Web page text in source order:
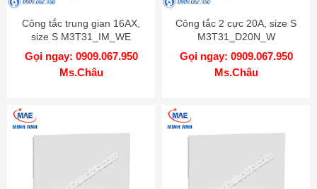
Công tắc trung gian 16AX,
size S M3T31_IM_WE
Gọi ngay: 0909.067.950
Ms.Châu
Công tắc 2 cực 20A, size S
M3T31_D20N_W
Gọi ngay: 0909.067.950
Ms.Châu